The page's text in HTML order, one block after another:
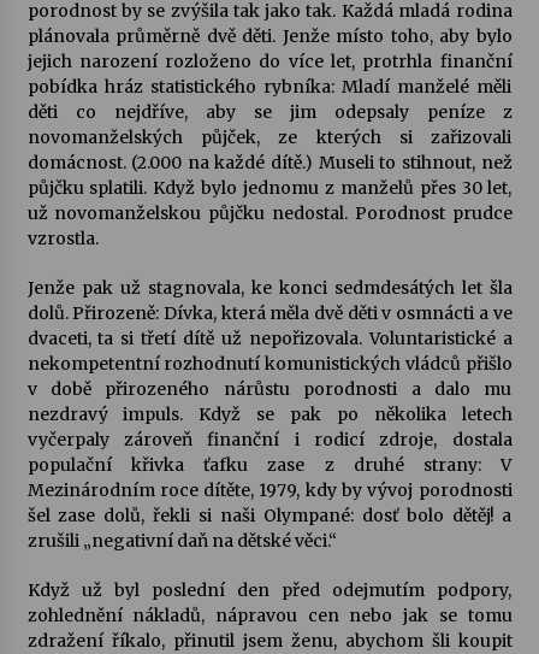
porodnost by se zvýšila tak jako tak. Každá mladá rodina
plánovala průměrně dvě děti. Jenže místo toho, aby bylo
jejich narození rozloženo do více let, protrhla finanční
pobídka hráz statistického rybníka: Mladí manželé měli
děti co nejdříve, aby se jim odepsaly peníze z
novomanželských půjček, ze kterých si zařizovali
domácnost. (2.000 na každé dítě.) Museli to stihnout, než
půjčku splatili. Když bylo jednomu z manželů přes 30 let,
už novomanželskou půjčku nedostal. Porodnost prudce
vzrostla.
Jenže pak už stagnovala, ke konci sedmdesátých let šla
dolů. Přirozeně: Dívka, která měla dvě děti v osmnácti a ve
dvaceti, ta si třetí dítě už nepořizovala. Voluntaristické a
nekompetentní rozhodnutí komunistických vládců přišlo
v době přirozeného nárůstu porodnosti a dalo mu
nezdravý impuls. Když se pak po několika letech
vyčerpaly zároveň finanční i rodicí zdroje, dostala
populační křivka ťafku zase z druhé strany: V
Mezinárodním roce dítěte, 1979, kdy by vývoj porodnosti
šel zase dolů, řekli si naši Olympané: dosť bolo dětěj! a
zrušili „negativní daň na dětské věci.“
Když už byl poslední den před odejmutím podpory,
zohlednění nákladů, nápravou cen nebo jak se tomu
zdražení říkalo, přinutil jsem ženu, abychom šli koupit